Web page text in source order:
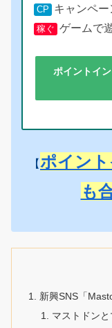
CP キャンペー
稼ぐ ゲームで
ポイントイ
【ポイン
も
新興SNS「
マストドン